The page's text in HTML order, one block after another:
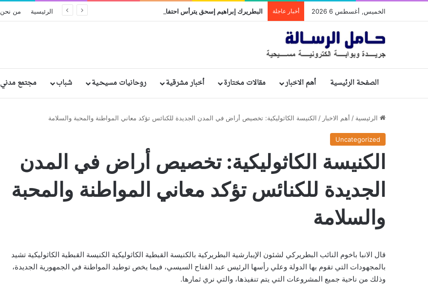
الخميس, أغسطس 6 2026 أخبار عاجلة الرئيسية من نحن
الصفحة الرئيسية أهم الاخبار مقالات مختارة أخبار مشرقية روحانيات مسيحـية شباب مجتمع مدني
الرئيسية / أهم الاخبار / الكنيسة الكاثوليكية: تخصيص أراض في المدن الجديدة للكنائس تؤكد معاني المواطنة والمحبة والسلامة
Uncategorized
الكنيسة الكاثوليكية: تخصيص أراض في المدن
الجديدة للكنائس تؤكد معاني المواطنة والمحبة
والسلامة
قال الانبا باخوم النائب البطريركي لشئون الإيبارشية البطريركية بالكنيسة القبطية الكاثوليكية الكنيسة القبطية الكاثوليكية تشيد
بالمجهودات التي تقوم بها الدولة وعلي رأسها الرئيس عبد الفتاح السيسي، فيما يخص توطيد المواطنة في الجمهورية الجديدة،
وذلك من ناحية جميع المشروعات التي يتم تنفيذها، والتي نري ثمارها.
بيان مسكوني مشترك حول اتساع نطاق